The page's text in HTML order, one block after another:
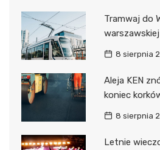
Tramwaj do
8 sierpnia
Aleja KEN
koniec
8 sierpnia
Letnie